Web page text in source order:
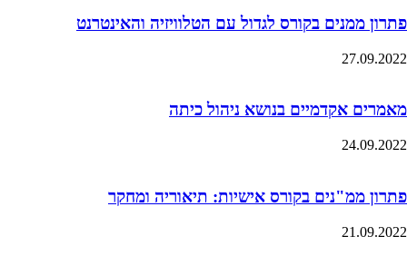
פתרון ממנים בקורס לגדול עם הטלוויזיה והאינטרנט
27.09.2022
מאמרים אקדמיים בנושא ניהול כיתה
24.09.2022
פתרון ממ"נים בקורס אישיות: תיאוריה ומחקר
21.09.2022